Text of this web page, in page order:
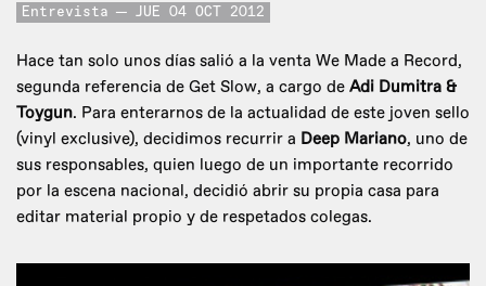
Entrevista JUE 04 OCT 2012
Hace tan solo unos días salió a la venta We Made a Record,
segunda referencia de Get Slow, a cargo de Adi Dumitra &
Toygun. Para enterarnos de la actualidad de este joven sello
(vinyl exclusive), decidimos recurrir a Deep Mariano, uno de
sus responsables, quien luego de un importante recorrido
por la escena nacional, decidió abrir su propia casa para
editar material propio y de respetados colegas.